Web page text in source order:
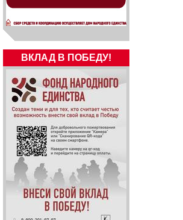
ВКЛАД В ПОБЕДУ!